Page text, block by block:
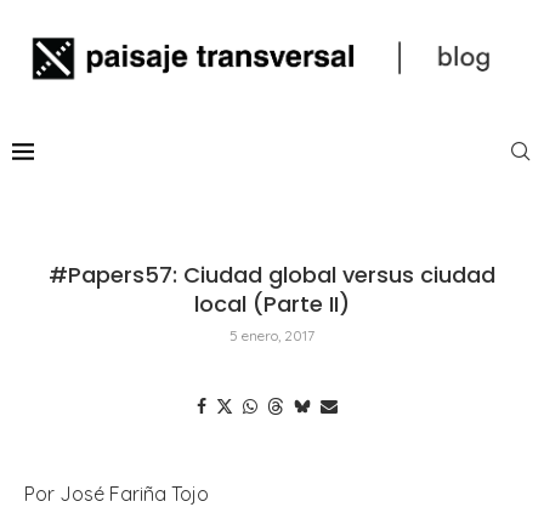
#Papers57: Ciudad global versus ciudad
local (Parte II)
5 enero, 2017
Por José Fariña Tojo